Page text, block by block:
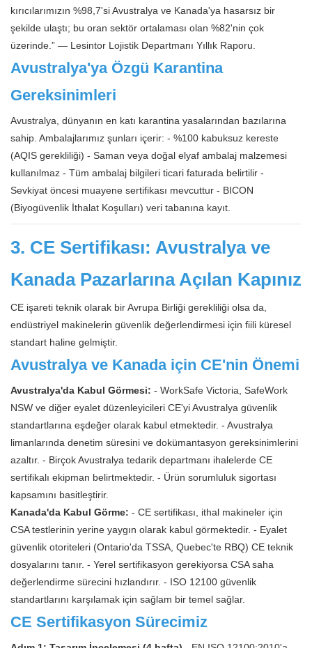
kırıcılarımızın %98,7'si Avustralya ve Kanada'ya hasarsız bir
şekilde ulaştı; bu oran sektör ortalaması olan %82'nin çok
üzerinde.” — Lesintor Lojistik Departmanı Yıllık Raporu.
Avustralya'ya Özgü Karantina
Gereksinimleri
Avustralya, dünyanın en katı karantina yasalarından bazılarına
sahip. Ambalajlarımız şunları içerir: - %100 kabuksuz kereste
(AQIS gerekliliği) - Saman veya doğal elyaf ambalaj malzemesi
kullanılmaz - Tüm ambalaj bilgileri ticari faturada belirtilir -
Sevkiyat öncesi muayene sertifikası mevcuttur - BICON
(Biyogüvenlik İthalat Koşulları) veri tabanına kayıt.
3. CE Sertifikası: Avustralya ve
Kanada Pazarlarına Açılan Kapınız
CE işareti teknik olarak bir Avrupa Birliği gerekliliği olsa da,
endüstriyel makinelerin güvenlik değerlendirmesi için fiili küresel
standart haline gelmiştir.
Avustralya ve Kanada için CE'nin Önemi
Avustralya'da Kabul Görmesi: - WorkSafe Victoria, SafeWork
NSW ve diğer eyalet düzenleyicileri CE'yi Avustralya güvenlik
standartlarına eşdeğer olarak kabul etmektedir. - Avustralya
limanlarında denetim süresini ve dokümantasyon gereksinimlerini
azaltır. - Birçok Avustralya tedarik departmanı ihalelerde CE
sertifikalı ekipman belirtmektedir. - Ürün sorumluluk sigortası
kapsamını basitleştirir.
Kanada'da Kabul Görme: - CE sertifikası, ithal makineler için
CSA testlerinin yerine yaygın olarak kabul görmektedir. - Eyalet
güvenlik otoriteleri (Ontario'da TSSA, Quebec'te RBQ) CE teknik
dosyalarını tanır. - Yerel sertifikasyon gerekiyorsa CSA saha
değerlendirme sürecini hızlandırır. - ISO 12100 güvenlik
standartlarını karşılamak için sağlam bir temel sağlar.
CE Sertifikasyon Sürecimiz